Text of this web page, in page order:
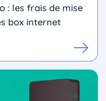
: les frais de mise
box internet